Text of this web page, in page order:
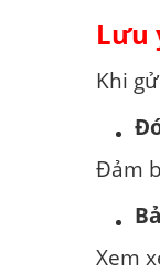
Lưu
Khi
Đảm
Xem